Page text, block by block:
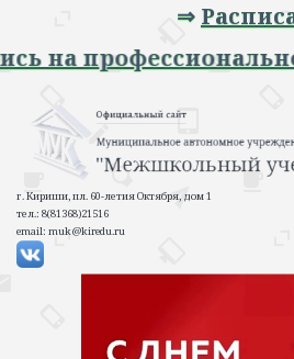
⇒
на
г. Кириши, пл. 60-летия Октября, дом 1
тел.: 8(81368)21516
email: muk@kiredu.ru